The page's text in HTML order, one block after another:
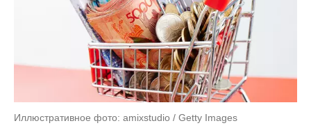
Иллюстративное фото: amixstudio / Getty Images